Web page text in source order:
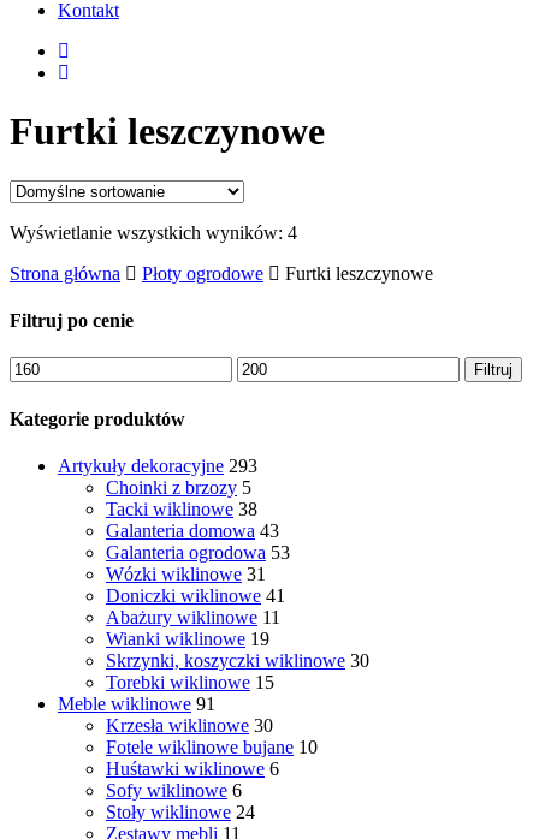
Kontakt
Furtki leszczynowe
Wyświetlanie wszystkich wyników: 4
Strona główna
Płoty ogrodowe Furtki leszczynowe
Filtruj po cenie
Cena
min.
Cena
maks.
Filtruj
Kategorie produktów
Artykuły dekoracyjne 293
Choinki z brzozy 5
Tacki wiklinowe 38
Galanteria domowa 43
Galanteria ogrodowa 53
Wózki wiklinowe 31
Doniczki wiklinowe 41
Abażury wiklinowe 11
Wianki wiklinowe 19
Skrzynki, koszyczki wiklinowe 30
Torebki wiklinowe 15
Meble wiklinowe 91
Krzesła wiklinowe 30
Fotele wiklinowe bujane 10
Huśtawki wiklinowe 6
Sofy wiklinowe 6
Stoły wiklinowe 24
Zestawy mebli 11